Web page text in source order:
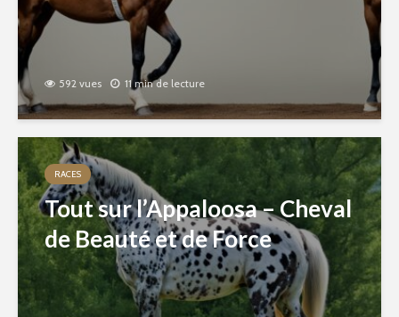
592 vues 11 min de lecture
RACES
Tout sur l’Appaloosa – Cheval
de Beauté et de Force